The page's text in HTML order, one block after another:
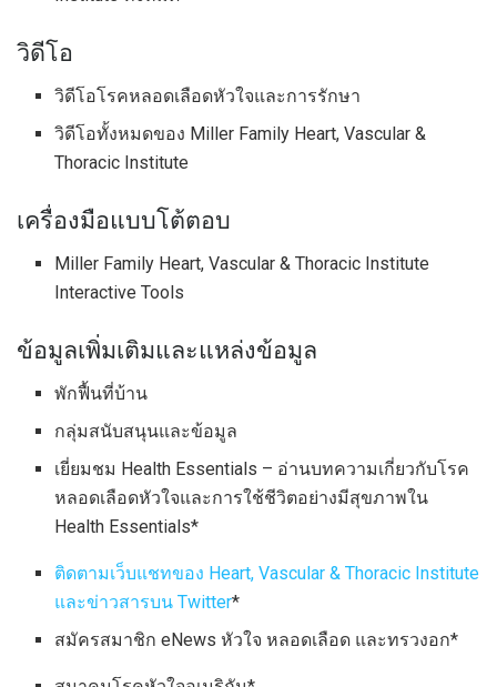
วิดีโอ
วิดีโอโรคหลอดเลือดหัวใจและการรักษา
วิดีโอทั้งหมดของ Miller Family Heart, Vascular &
Thoracic Institute
เครื่องมือแบบโต้ตอบ
Miller Family Heart, Vascular & Thoracic Institute
Interactive Tools
ข้อมูลเพิ่มเติมและแหล่งข้อมูล
พักฟื้นที่บ้าน
กลุ่มสนับสนุนและข้อมูล
เยี่ยมชม Health Essentials – อ่านบทความเกี่ยวกับโรค
หลอดเลือดหัวใจและการใช้ชีวิตอย่างมีสุขภาพใน
Health Essentials*
ติดตามเว็บแชทของ Heart, Vascular & Thoracic Institute
และข่าวสารบน Twitter*
สมัครสมาชิก eNews หัวใจ หลอดเลือด และทรวงอก*